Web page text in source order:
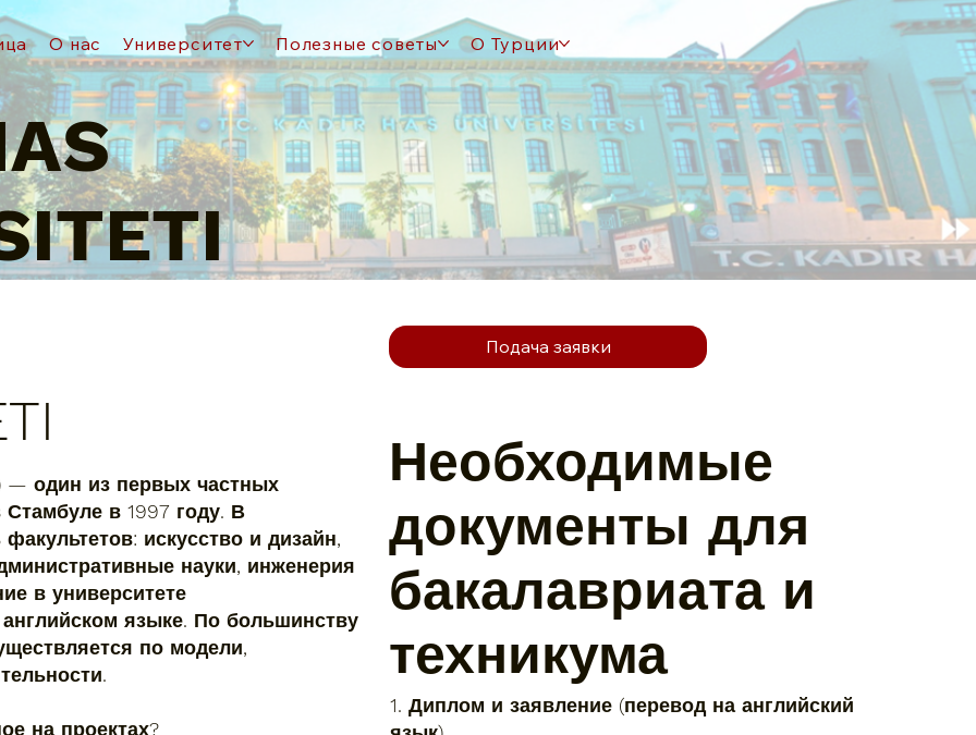
О нас Университет Полезные советы О Турции
— один из первых частных
в 1997 году. В
искусство и дизайн,
науки, инженерия
в университете
языке. По большинству
по модели,
на проектах?
Подача заявки
Необходимые
документы для
бакалавриата и
техникума
1. Диплом и заявление (перевод на английский